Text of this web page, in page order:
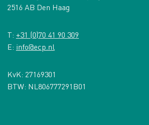
2516 AB Den Haag
T: +31 (0)70 41 90 309
E: info@ecp.nl
KvK: 27169301
BTW: NL806777291B01